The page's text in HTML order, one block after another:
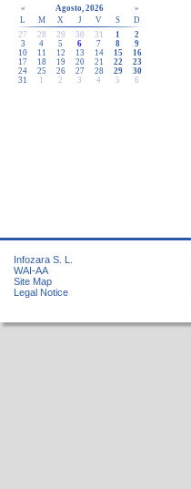
« Agosto, 2026
»
L
M X J V S
D
27
28 29 30 31 1
2
3
4 5 6 7 8
9
10
11 12 13 14 15
16
17
18 19 20 21 22
23
24
25 26 27 28 29
30
31
1 2 3 4 5 6
Infozara S. L.
WAI-AA
Site Map
Legal Notice